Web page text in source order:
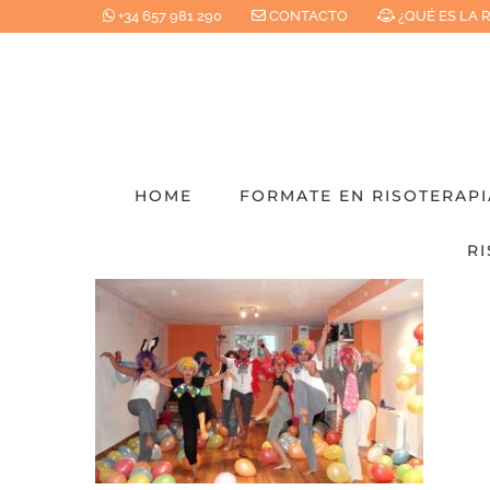
+34 657 981 290 CONTACTO ¿QUÉ ES LA
HOME FORMATE EN